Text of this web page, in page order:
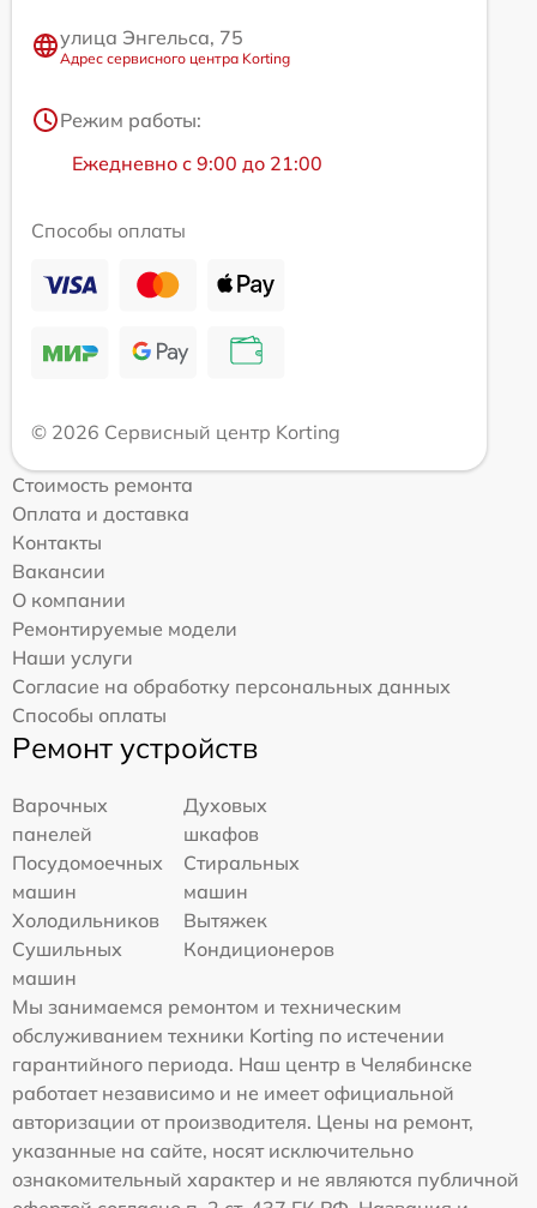
улица Энгельса, 75
Адрес сервисного центра Korting
Режим работы:
Ежедневно с 9:00 до 21:00
Способы оплаты
© 2026 Сервисный центр Korting
Стоимость ремонта
Оплата и доставка
Контакты
Вакансии
О компании
Ремонтируемые модели
Наши услуги
Согласие на обработку персональных данных
Способы оплаты
Ремонт устройств
Варочных
панелей
Духовых
шкафов
Посудомоечных
машин
Стиральных
машин
Холодильников
Вытяжек
Сушильных
машин
Кондиционеров
Мы занимаемся ремонтом и техническим
обслуживанием техники Korting по истечении
гарантийного периода. Наш центр в Челябинске
работает независимо и не имеет официальной
авторизации от производителя. Цены на ремонт,
указанные на сайте, носят исключительно
ознакомительный характер и не являются публичной